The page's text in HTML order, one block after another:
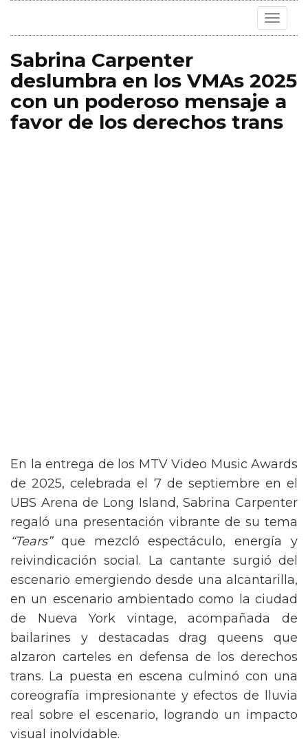
Toggle
Sabrina Carpenter
deslumbra en los VMAs 2025
con un poderoso mensaje a
favor de los derechos trans
En la entrega de los MTV Video Music Awards
de 2025, celebrada el 7 de septiembre en el
UBS Arena de Long Island, Sabrina Carpenter
regaló una presentación vibrante de su tema
“Tears”que mezcló espectáculo, energía y
reivindicación social. La cantante surgió del
escenario emergiendo desde una alcantarilla,
en un escenario ambientado como la ciudad
de Nueva York vintage, acompañada de
bailarines y destacadas drag queens que
alzaron carteles en defensa de los derechos
trans. La puesta en escena culminó con una
coreografía impresionante y efectos de lluvia
real sobre el escenario, logrando un impacto